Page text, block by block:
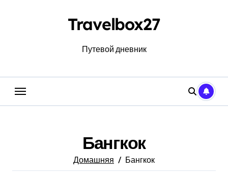
Travelbox27
Путевой дневник
Бангкок
Домашняя Бангкок